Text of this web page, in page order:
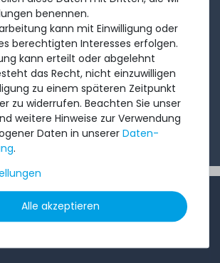
Produkten und Informationen, die Sie
könnten. Probieren Sie's!
Abonnieren
Newsletter erhalten und akzeptiere
dieDatenschutzerklärung.
benennen.
kann mit Einwilligung oder
berechtigten Interesses erfolgen.
kann erteilt oder abgelehnt
das Recht, nicht einzuwilligen
zu einem späteren Zeitpunkt
zu widerrufen. Beachten Sie unser
weitere Hinweise zur Verwendung
Daten in unserer Daten­
.
Alle akzeptieren